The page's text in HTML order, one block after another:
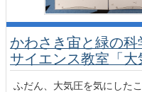
かわさき宙と緑の科
サイエンス教室「大
ふだん、大気圧を気にした